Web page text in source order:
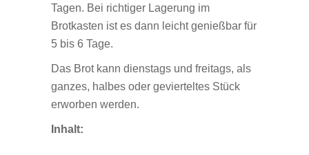
Tagen. Bei richtiger Lagerung im
Brotkasten ist es dann leicht genießbar für
5 bis 6 Tage.
Das Brot kann dienstags und freitags, als
ganzes, halbes oder gevierteltes Stück
erworben werden.
Inhalt: